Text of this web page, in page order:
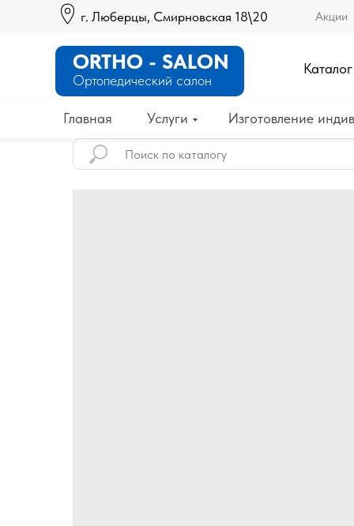
г. Люберцы, Смирновская 18\20 Акции
Главная Изготовление
Ортопедический салон
ORTHO - SALON
Услуги
Каталог